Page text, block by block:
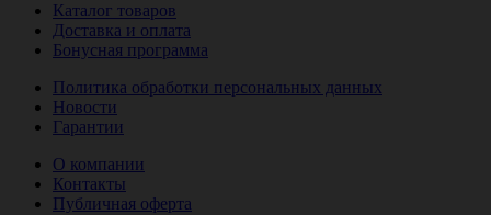
Каталог товаров
Доставка и оплата
Бонусная программа
Политика обработки персональных данных
Новости
Гарантии
О компании
Контакты
Публичная оферта